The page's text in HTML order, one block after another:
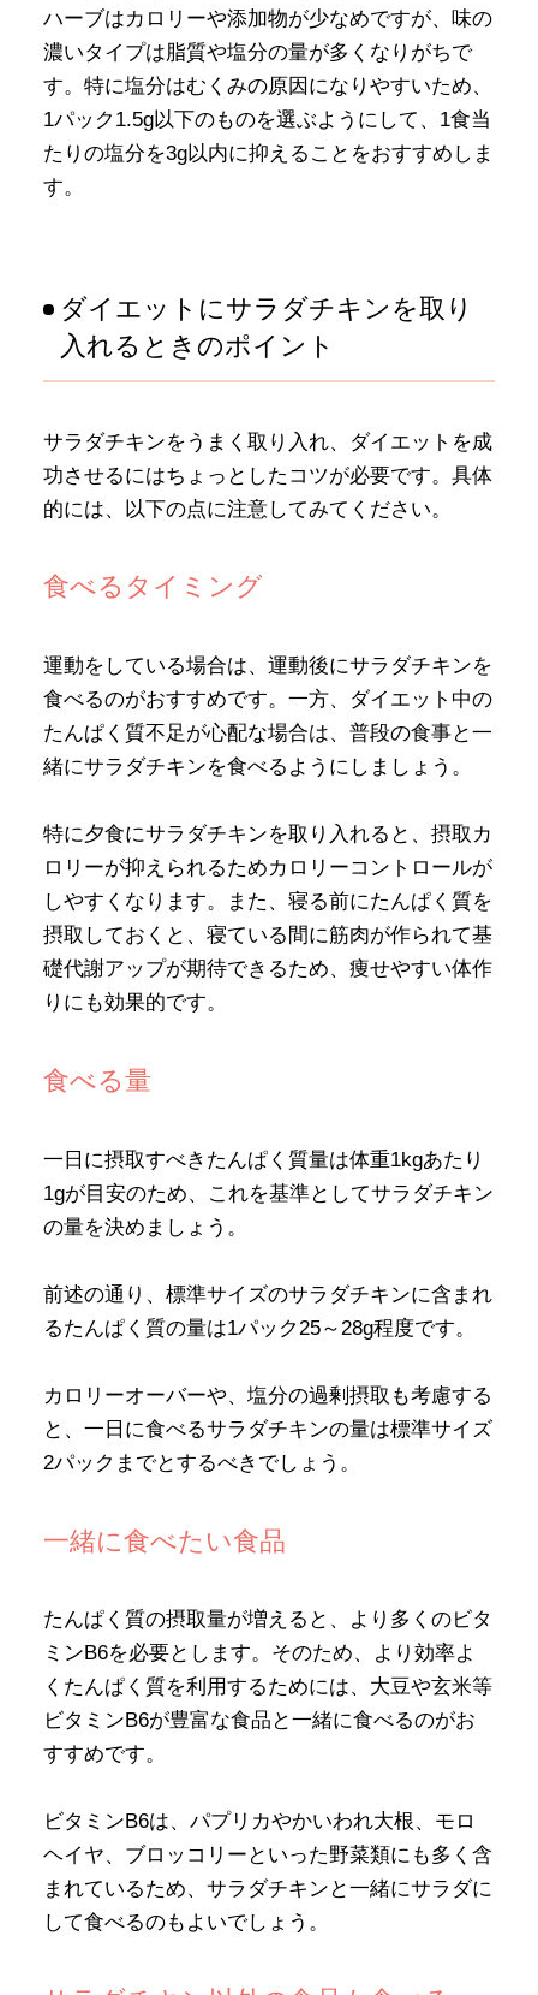
ハーブはカロリーや添加物が少なめですが、味の
濃いタイプは脂質や塩分の量が多くなりがちで
す。特に塩分はむくみの原因になりやすいため、
1パック1.5g以下のものを選ぶようにして、1食当
たりの塩分を3g以内に抑えることをおすすめしま
す。
ダイエットにサラダチキンを取り
入れるときのポイント
サラダチキンをうまく取り入れ、ダイエットを成
功させるにはちょっとしたコツが必要です。具体
的には、以下の点に注意してみてください。
食べるタイミング
運動をしている場合は、運動後にサラダチキンを
食べるのがおすすめです。一方、ダイエット中の
たんぱく質不足が心配な場合は、普段の食事と一
緒にサラダチキンを食べるようにしましょう。
特に夕食にサラダチキンを取り入れると、摂取カ
ロリーが抑えられるためカロリーコントロールが
しやすくなります。また、寝る前にたんぱく質を
摂取しておくと、寝ている間に筋肉が作られて基
礎代謝アップが期待できるため、痩せやすい体作
りにも効果的です。
食べる量
一日に摂取すべきたんぱく質量は体重1kgあたり
1gが目安のため、これを基準としてサラダチキン
の量を決めましょう。
前述の通り、標準サイズのサラダチキンに含まれ
るたんぱく質の量は1パック25～28g程度です。
カロリーオーバーや、塩分の過剰摂取も考慮する
と、一日に食べるサラダチキンの量は標準サイズ
2パックまでとするべきでしょう。
一緒に食べたい食品
たんぱく質の摂取量が増えると、より多くのビタ
ミンB6を必要とします。そのため、より効率よ
くたんぱく質を利用するためには、大豆や玄米等
ビタミンB6が豊富な食品と一緒に食べるのがお
すすめです。
ビタミンB6は、パプリカやかいわれ大根、モロ
ヘイヤ、ブロッコリーといった野菜類にも多く含
まれているため、サラダチキンと一緒にサラダに
して食べるのもよいでしょう。